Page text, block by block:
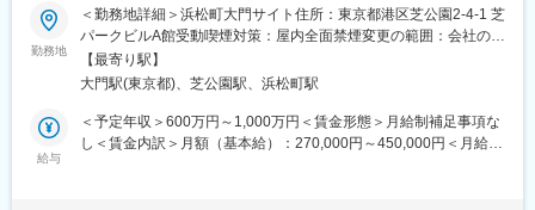
集します。
■当社のIVD事業について：
当社は、「予防」「診断」「治療」までカバーする富士フイルム
グループにしかできない医療バリューチェーンを形成しておりま
す。その中で、IVD事業は「診断」の部分を担い、POCT（Point
of care testing）タイプのIVDシステムを提供、ニッチトップクラ
■職務内容：
センシング事業における事業戦略の立案・事業開発の遂行をお任
せいたします。
（1）成長領域：ハイパースペクトルカメラ、自動車の外観計測事
業を中心としたセンシング技術の応用分野
（2）新領域：センシング事業の強みを活かした領域拡大
勤務地
＜勤務地詳細＞浜松町大門サイト住所：東京都港区芝公園2-4-1 芝
パークビルA館受動喫煙対策：屋内全面禁煙変更の範囲：会社の定
める事業所（リモートワーク含む）
【最寄り駅】
大門駅(東京都)、芝公園駅、浜松町駅
給与
＜予定年収＞600万円～1,000万円＜賃金形態＞月給制補足事項な
し＜賃金内訳＞月額（基本給）：270,000円～450,000円＜月給＞